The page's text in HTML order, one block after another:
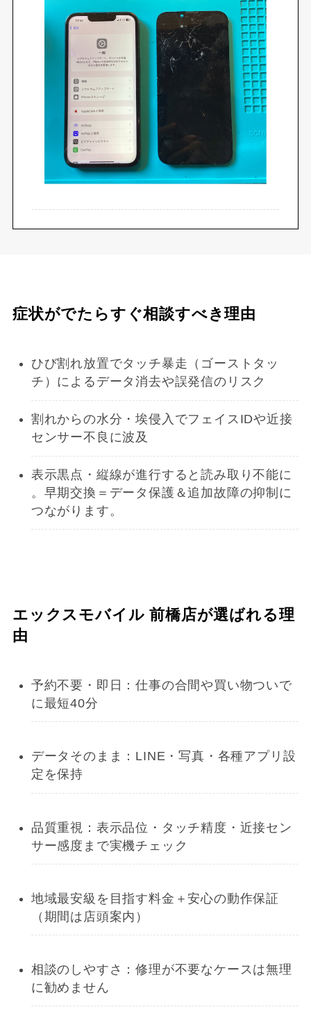
症状がでたらすぐ相談すべき理由
ひび割れ放置でタッチ暴走（ゴーストタッ
チ）によるデータ消去や誤発信のリスク
割れからの水分・埃侵入でフェイスIDや近接
センサー不良に波及
表示黒点・縦線が進行すると読み取り不能に
。早期交換＝データ保護＆追加故障の抑制に
つながります。
エックスモバイル 前橋店が選ばれる理
由
予約不要・即日：仕事の合間や買い物ついで
に最短40分
データそのまま：LINE・写真・各種アプリ設
定を保持
品質重視：表示品位・タッチ精度・近接セン
サー感度まで実機チェック
地域最安級を目指す料金＋安心の動作保証
（期間は店頭案内）
相談のしやすさ：修理が不要なケースは無理
に勧めません